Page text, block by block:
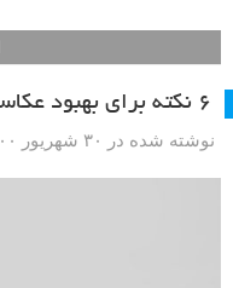
۶ نکته برای بهبود عکاسی مینیمالیستی
نوشته شده در ۳۰ شهریور ۱۴۰۰